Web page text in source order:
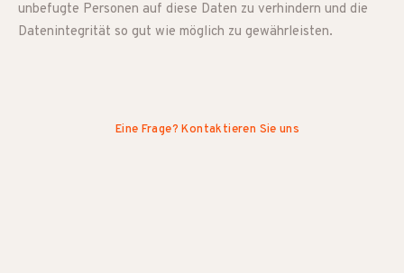
unbefugte Personen auf diese Daten zu verhindern und die
Datenintegrität so gut wie möglich zu gewährleisten.
Eine Frage? Kontaktieren Sie uns